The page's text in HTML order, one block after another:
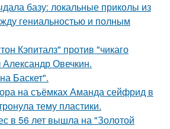
базу: локальные приколы из
гениальностью и полным
Кэпиталз" против "чикаго
Александр Овечкин.
Баскет".
на съёмках Аманда сейфрид в
тему пластики.
в 56 лет вышла на "Золотой